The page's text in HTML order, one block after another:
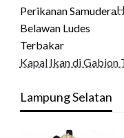
Kapal Ikan di
Lampung Selatan